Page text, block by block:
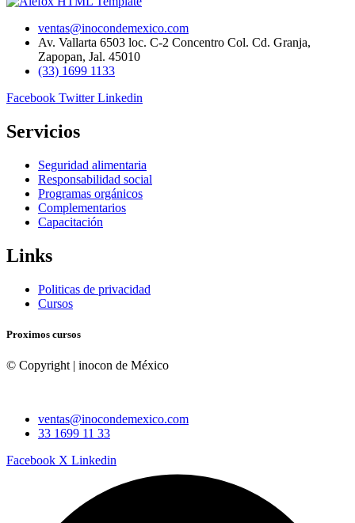
ventas@inocondemexico.com
Av. Vallarta 6503 loc. C-2 Concentro Col. Cd. Granja,
Zapopan, Jal. 45010
(33) 1699 1133
Facebook Twitter Linkedin
Servicios
Seguridad alimentaria
Responsabilidad social
Programas orgánicos
Complementarios
Capacitación
Links
Politicas de privacidad
Cursos
Proximos cursos
© Copyright | inocon de México
ventas@inocondemexico.com
33 1699 11 33
Facebook X Linkedin